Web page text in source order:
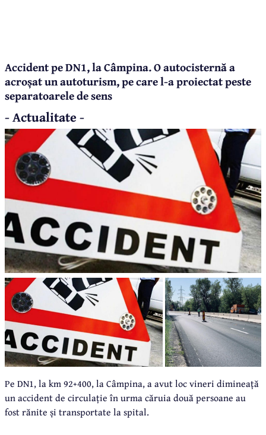
Accident pe DN1, la Câmpina. O autocisternă a
acroșat un autoturism, pe care l-a proiectat peste
separatoarele de sens
- Actualitate -
Pe DN1, la km 92+400, la Câmpina, a avut loc vineri dimineață
un accident de circulație în urma căruia două persoane au
fost rănite și transportate la spital.